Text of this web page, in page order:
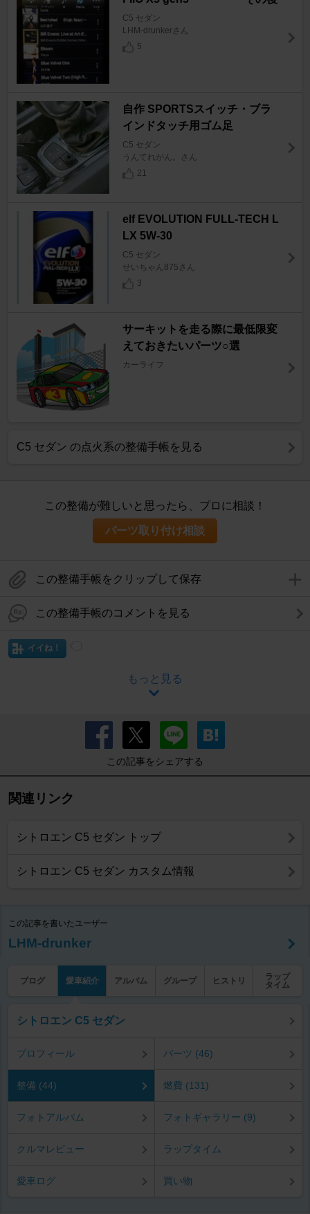
C5 セダン
LHM-drunkerさん
5
自作 SPORTSスイッチ・ブラ
インドタッチ用ゴム足
C5 セダン
うんてれがん。さん
21
elf EVOLUTION FULL-TECH L
LX 5W-30
C5 セダン
せいちゃん875さん
3
サーキットを走る際に最低限変
えておきたいパーツ○選
カーライフ
C5 セダン の点火系の整備手帳を見る
この整備が難しいと思ったら、プロに相談！
パーツ取り付け相談
この整備手帳をクリップして保存
この整備手帳のコメントを見る
イイね！
もっと見る
この記事をシェアする
関連リンク
シトロエン C5 セダン トップ
シトロエン C5 セダン カスタム情報
この記事を書いたユーザー
LHM-drunker
ブログ 愛車紹介 アルバム グループ ヒストリ
ラップ
タイム
シトロエン C5 セダン
プロフィール パーツ (46)
整備 (44) 燃費 (131)
フォトアルバム フォトギャラリー (9)
クルマレビュー ラップタイム
愛車ログ 買い物